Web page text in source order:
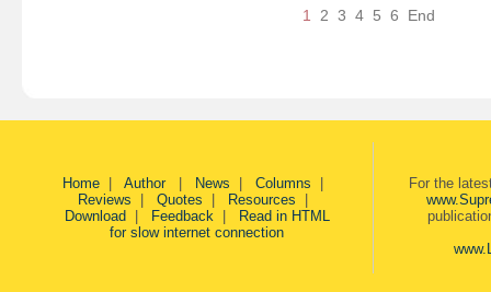
1 2 3 4 5 6 End
Home| Author News Columns
Reviews
Quotes Resources
Download
Feedback|
Read in HTML
for slow internet connection
For the